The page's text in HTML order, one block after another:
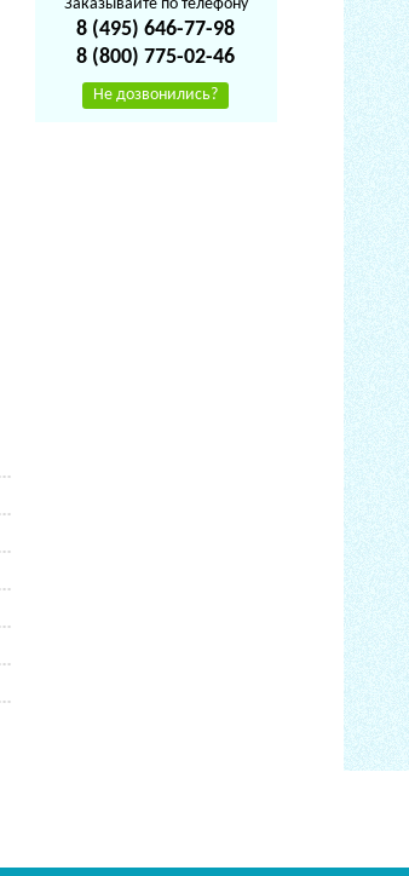
Заказывайте по телефону
8 (495) 646-77-98
8 (800) 775-02-46
Не дозвонились?